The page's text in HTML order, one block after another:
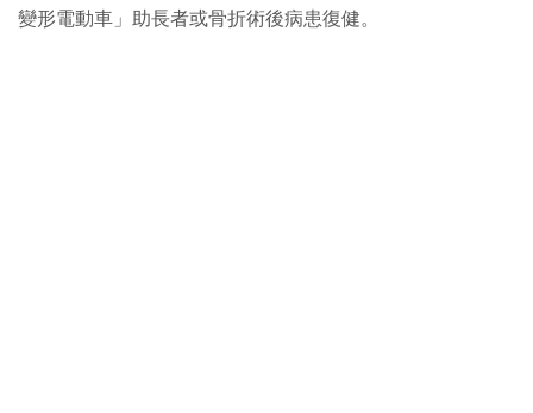
變形電動車」助長者或骨折術後病患復健。